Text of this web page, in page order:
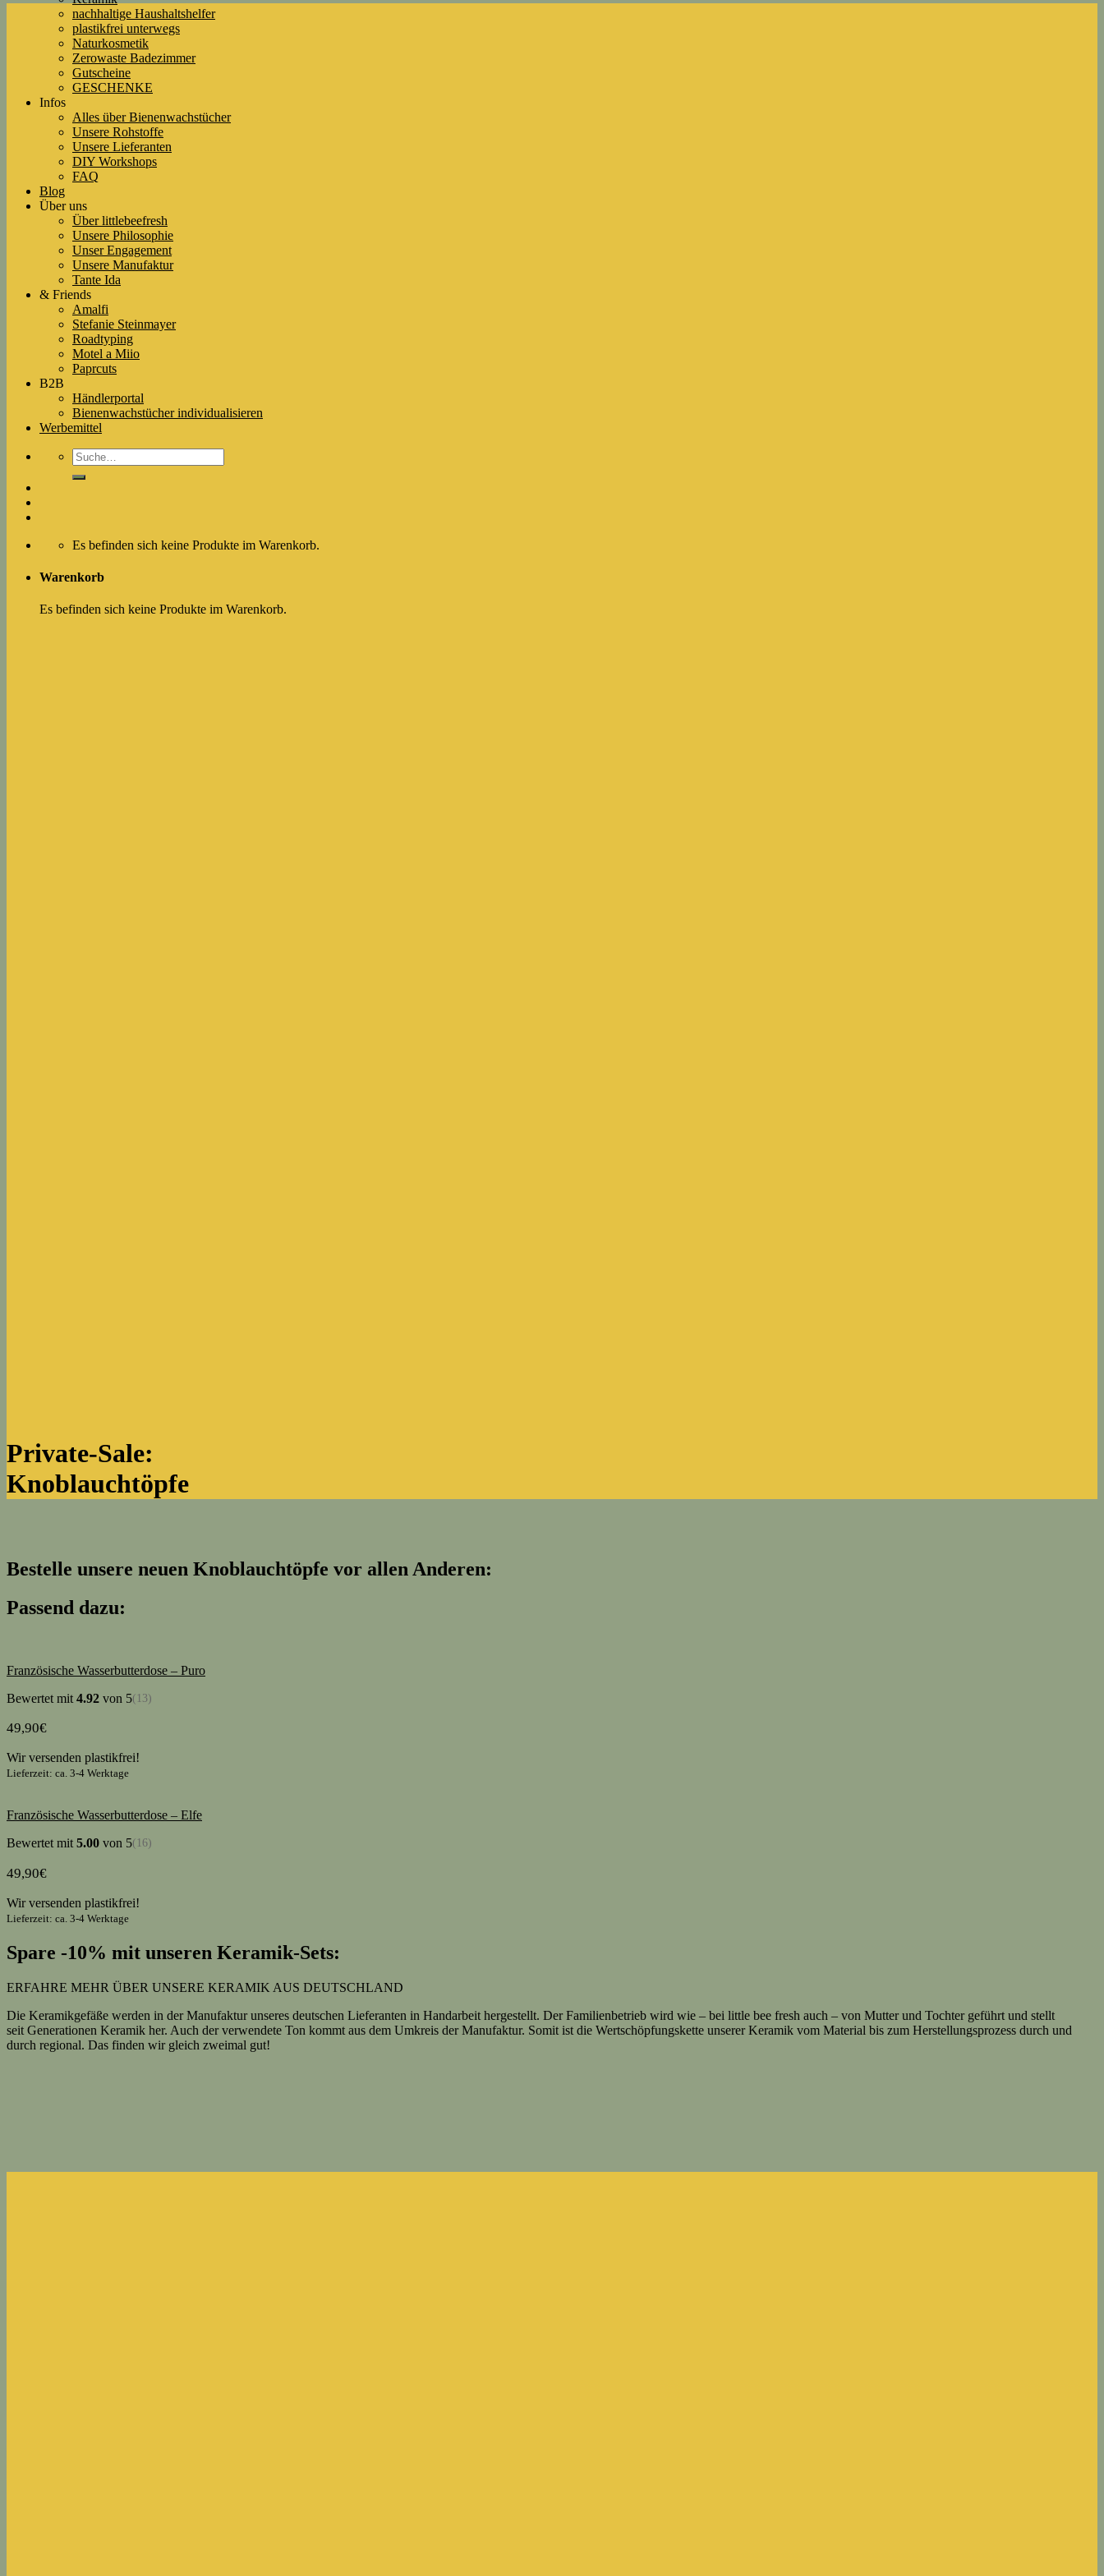
nachhaltige Haushaltshelfer
plastikfrei unterwegs
Naturkosmetik
Zerowaste Badezimmer
Gutscheine
GESCHENKE
Infos
Alles über Bienenwachstücher
Unsere Rohstoffe
Unsere Lieferanten
DIY Workshops
FAQ
Blog
Über uns
Über littlebeefresh
Unsere Philosophie
Unser Engagement
Unsere Manufaktur
Tante Ida
& Friends
Amalfi
Stefanie Steinmayer
Roadtyping
Motel a Miio
Paprcuts
B2B
Händlerportal
Bienenwachstücher individualisieren
Werbemittel
Suche
nach:
Es befinden sich keine Produkte im Warenkorb.
Warenkorb
Es befinden sich keine Produkte im Warenkorb.
Private-Sale:
Knoblauchtöpfe
Bestelle unsere neuen Knoblauchtöpfe vor allen Anderen:
Passend dazu:
Französische Wasserbutterdose – Puro
Bewertet mit 4.92 von 5(13)
49,90€
Wir versenden plastikfrei!
Lieferzeit: ca. 3-4 Werktage
Französische Wasserbutterdose – Elfe
Bewertet mit 5.00 von 5(16)
49,90€
Wir versenden plastikfrei!
Lieferzeit: ca. 3-4 Werktage
Spare -10% mit unseren Keramik-Sets:
ERFAHRE MEHR ÜBER UNSERE KERAMIK AUS DEUTSCHLAND
Die Keramikgefäße werden in der Manufaktur unseres deutschen Lieferanten in Handarbeit hergestellt. Der Familienbetrieb wird wie – bei little bee fresh auch – von Mutter und Tochter geführt und stellt
seit Generationen Keramik her. Auch der verwendete Ton kommt aus dem Umkreis der Manufaktur. Somit ist die Wertschöpfungskette unserer Keramik vom Material bis zum Herstellungsprozess durch und
durch regional. Das finden wir gleich zweimal gut!